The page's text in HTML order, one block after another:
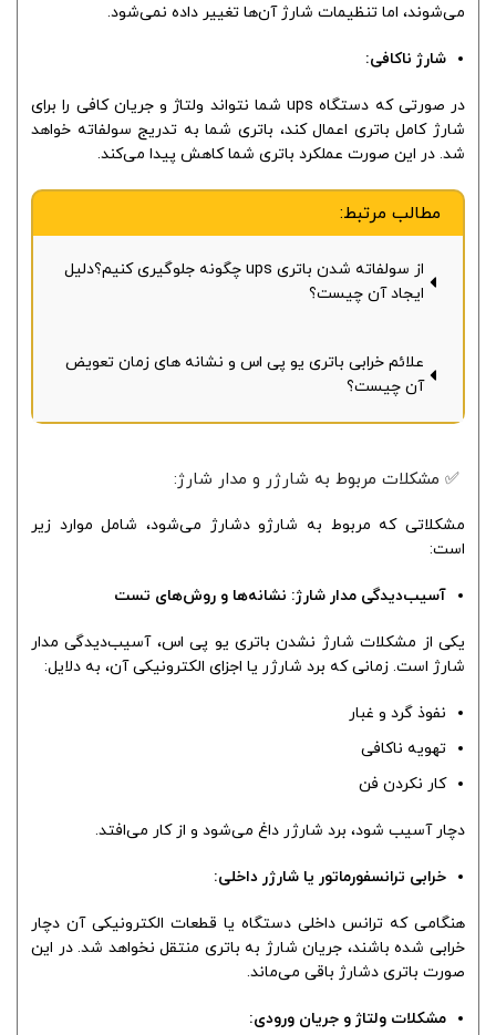
می‌شوند، اما تنظیمات شارژ آن‌ها تغییر داده نمی‌شود.
شارژ ناکافی:
در صورتی که دستگاه ups شما نتواند ولتاژ و جریان کافی را برای
شارژ کامل باتری اعمال کند، باتری شما به تدریج سولفاته خواهد
شد. در این صورت عملکرد باتری شما کاهش پیدا می‌کند.
مطالب مرتبط:
از سولفاته شدن باتری ups چگونه جلوگیری کنیم؟دلیل
ایجاد آن چیست؟
علائم خرابی باتری یو پی اس و نشانه های زمان تعویض
آن چیست؟
✅ مشکلات مربوط به شارژر و مدار شارژ:
مشکلاتی که مربوط به شارژو دشارژ می‌شود، شامل موارد زیر
است:
آسیب‌دیدگی مدار شارژ: نشانه‌ها و روش‌های تست
یکی از مشکلات شارژ نشدن باتری یو پی اس، آسیب‌دیدگی مدار
شارژ است. زمانی که برد شارژر یا اجزای الکترونیکی آن، به دلایل:
نفوذ گرد و غبار
تهویه ناکافی
کار نکردن فن
دچار آسیب شود، برد شارژر داغ می‌شود و از کار می‌افتد.
خرابی ترانسفورماتور یا شارژر داخلی:
هنگامی که ترانس داخلی دستگاه یا قطعات الکترونیکی آن دچار
خرابی شده باشند، جریان شارژ به باتری منتقل نخواهد شد. در این
صورت باتری دشارژ باقی می‌ماند.
مشکلات ولتاژ و جریان ورودی: